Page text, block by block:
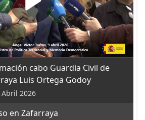
cabo Guardia Civil de
Luis Ortega Godoy
Abril 2026
en Zafarraya